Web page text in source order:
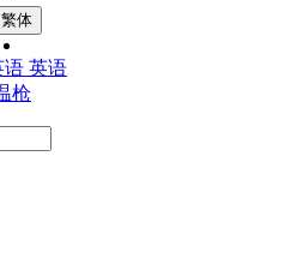
繁体
英语